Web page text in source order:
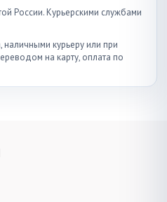
России. Курьерскими службами
наличными курьеру или при
на карту, оплата по